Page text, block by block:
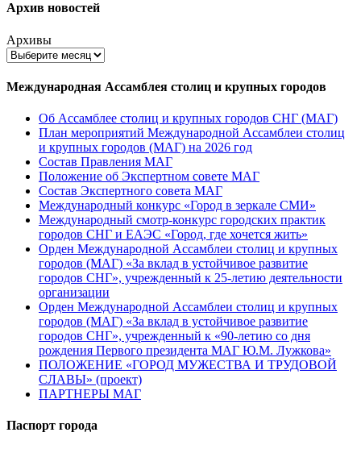
Архив новостей
Архивы
Международная Ассамблея столиц и крупных городов
Об Ассамблее столиц и крупных городов СНГ (МАГ)
План мероприятий Международной Ассамблеи столиц
и крупных городов (МАГ) на 2026 год
Состав Правления МАГ
Положение об Экспертном совете МАГ
Состав Экспертного совета МАГ
Международный конкурс «Город в зеркале СМИ»
Международный смотр-конкурс городских практик
городов СНГ и ЕАЭС «Город, где хочется жить»
Орден Международной Ассамблеи столиц и крупных
городов (МАГ) «За вклад в устойчивое развитие
городов СНГ», учрежденный к 25-летию деятельности
организации
Орден Международной Ассамблеи столиц и крупных
городов (МАГ) «За вклад в устойчивое развитие
городов СНГ», учрежденный к «90-летию со дня
рождения Первого президента МАГ Ю.М. Лужкова»
ПОЛОЖЕНИЕ «ГОРОД МУЖЕСТВА И ТРУДОВОЙ
СЛАВЫ» (проект)
ПАРТНЕРЫ МАГ
Паспорт города